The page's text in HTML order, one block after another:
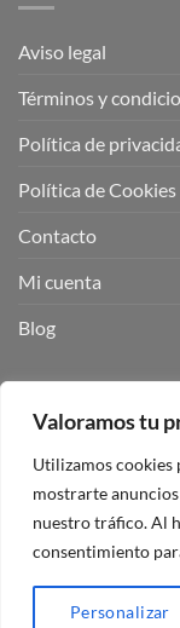
Valoramos tu
Utilizamos cookies
mostrarte
nuestro tráfico. Al
consentimiento
Personalizar
Aviso legal
Términos y
Política de
Política de Cookies
Contacto
Mi cuenta
Blog